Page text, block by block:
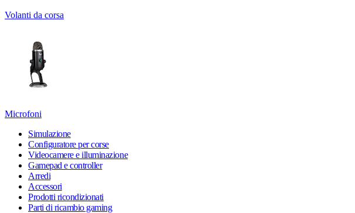
Volanti da corsa
Microfoni
Simulazione
Configuratore per corse
Videocamere e illuminazione
Gamepad e controller
Arredi
Accessori
Prodotti ricondizionati
Parti di ricambio gaming